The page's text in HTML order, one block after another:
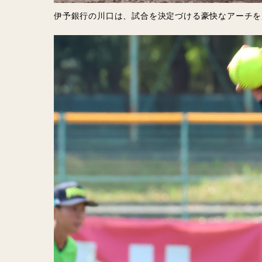
伊予銀行の川口は、試合を決定づける豪快なアーチ